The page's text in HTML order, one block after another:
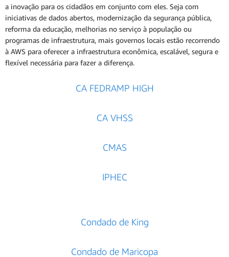
a inovação para os cidadãos em conjunto com eles. Seja com
iniciativas de dados abertos, modernização da segurança pública,
reforma da educação, melhorias no serviço à população ou
programas de infraestrutura, mais governos locais estão recorrendo
à AWS para oferecer a infraestrutura econômica, escalável, segura e
flexível necessária para fazer a diferença.
CA FEDRAMP HIGH
CA VHSS
CMAS
IPHEC
Condado de King
Condado de Maricopa